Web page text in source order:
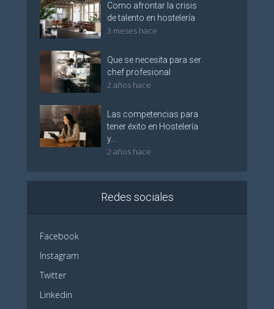
Como afrontar la crisis
de talento en hostelería
3 meses hace
Que se necesita para ser
chef profesional
2 años hace
Las competencias para
tener éxito en Hostelería
y...
2 años hace
Redes sociales
Facebook
Instagram
Twitter
Linkedin